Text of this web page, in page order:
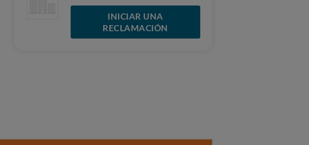
INICIAR UNA
RECLAMACIÓN